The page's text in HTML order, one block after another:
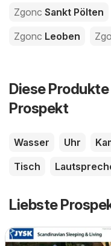
Zgonc Sankt Pölten
Zgonc Leoben
Diese
Prospekt
Wasser Uhr
Tisch
Liebste